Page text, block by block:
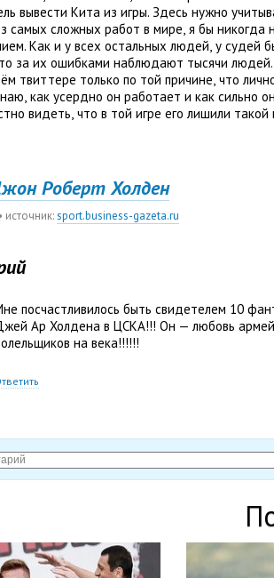
вывести Кита из игры. Здесь нужно
самых сложных работ в мире, я бы никогда
Как и у всех остальных людей, у судей
за их ошибками наблюдают тысячи
твиттере только по той причине, что
, как усердно он работает и как сильно
видеть, что в той игре его лишили
Роберт Холден
источник:sport.business-gazeta.ru
посчастливилось быть свидетелем 10
Ар Холдена в ЦСКА!!! Он — любовь
на века!!!!!!